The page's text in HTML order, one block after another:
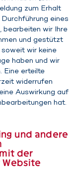
zum Erhalt
eines
bearbeiten wir Ihre
und gestützt
soweit wir keine
haben und wir
Eine erteilte
widerrufen
Auswirkung auf
hat.
und andere
der
Website